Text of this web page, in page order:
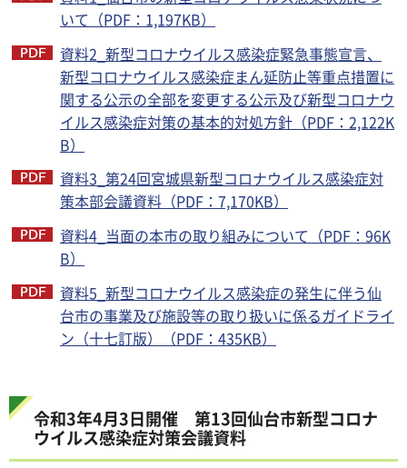
いて（PDF：1,197KB）
資料2_新型コロナウイルス感染症緊急事態宣言、
新型コロナウイルス感染症まん延防止等重点措置に
関する公示の全部を変更する公示及び新型コロナウ
イルス感染症対策の基本的対処方針（PDF：2,122K
B）
資料3_第24回宮城県新型コロナウイルス感染症対
策本部会議資料（PDF：7,170KB）
資料4_当面の本市の取り組みについて（PDF：96K
B）
資料5_新型コロナウイルス感染症の発生に伴う仙
台市の事業及び施設等の取り扱いに係るガイドライ
ン（十七訂版）（PDF：435KB）
令和3年4月3日開催 第13回仙台市新型コロナ
ウイルス感染症対策会議資料